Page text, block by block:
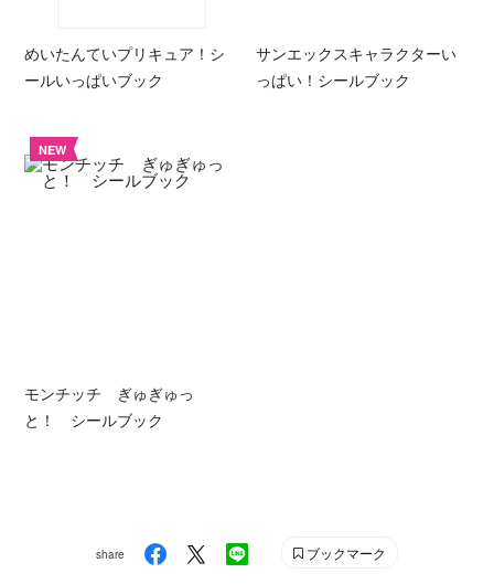
めいたんていプリキュア！シ
ールいっぱいブック
サンエックスキャラクターい
っぱい！シールブック
NEW
モンチッチ ぎゅぎゅっ
と！ シールブック
share ブックマーク